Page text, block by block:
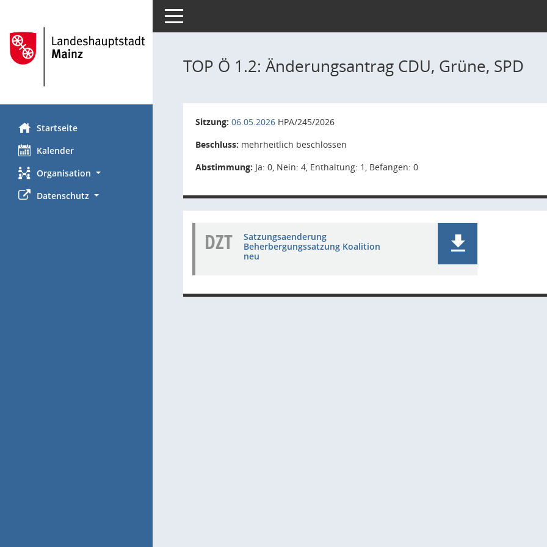
Startseite
Kalender
Organisation
Datenschutz
Toggle navigation
TOP Ö 1.2: Änderungsantrag CDU, Grüne, SPD
Sitzung: 06.05.2026 HPA/245/2026
Beschluss: mehrheitlich beschlossen
Abstimmung: Ja: 0, Nein: 4, Enthaltung: 1, Befangen: 0
DZT
Satzungsaenderung
Beherbergungssatzung Koalition
neu